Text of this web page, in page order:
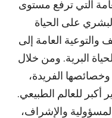
التي ترفع مستوى
على الحياة
والتوعية العامة إلى
البرية. ومن خلال
الفريدة،
للعالم الطبيعي.
والإشراف،